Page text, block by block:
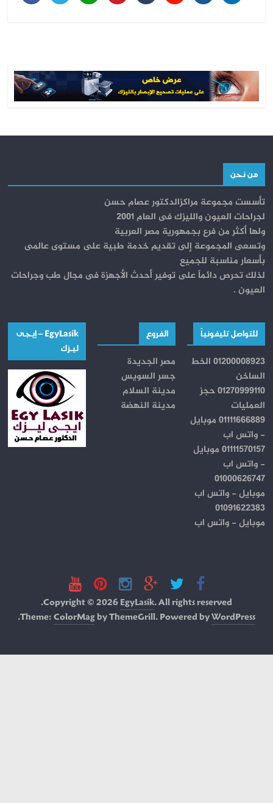
من نحن
تأسست مجموعة مراكزالدكتور عصام حسن
لجراحات العيون والليزك فى العام 2001
ولها أكثر من فرع بجمهورية مصر العربية
وتسعى المجموعة إلى تقديم خدمة طبية على مستوى عالمى
بأسعار مناسبة للجميع
لذلك تحرص دائماً على توفير أحدث الأجهزة فى مجال طب وجراحات
العيون .
للتواصل تليفونياً
01200008923 الخط
الساخن
01270999110 حجز
العمليات
01111666889 موبايل
- واتس اب
01111570157 موبايل
- واتس اب
01000626747
موبايل - واتس اب
01091622383
موبايل - واتس اب
الفروع
مصر الجديدة
جسر السويس
مدينة السلام
مدينة النهضة
EgyLasik – إيجــى
ليـــزك
Copyright © 2026EgyLasik. All rights reserved.
Theme:ColorMagby ThemeGrill. Powered byWordPress
.